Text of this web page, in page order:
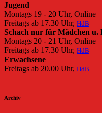
Jugend
Montags 19 - 20 Uhr, Online
Freitags ab 17.30 Uhr, HdB
Schach nur für Mädchen u.
Montags 20 - 21 Uhr, Online
Freitags ab 17.30 Uhr, HdB
Erwachsene
Freitags ab 20.00 Uhr, HdB
Archiv